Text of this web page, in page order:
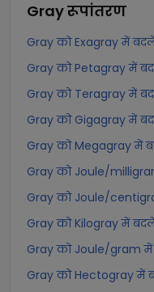
Grayरूपांतरण
Gray को Exagray में
Gray को Petagray में
Gray को Teragray में
Gray को Gigagray में
Gray को Megagray में
Gray को Joule/
Gray को Joule/
Gray को Kilogray में
Gray को Joule/gram
Gray को Hectogray में